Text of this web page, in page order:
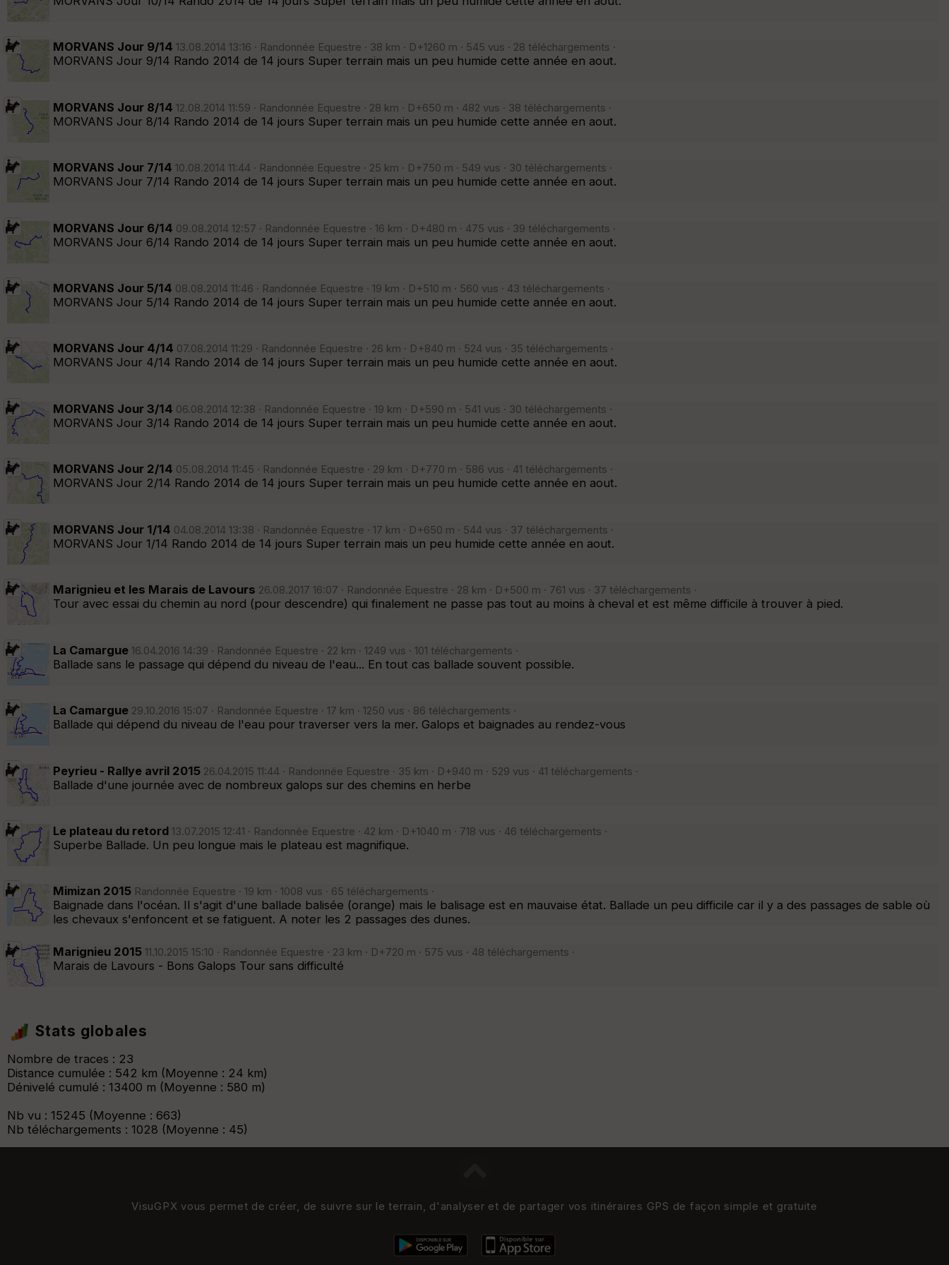
MORVANS Jour 9/14 13.08.2014 13:16 · Randonnée Equestre · 38 km · D+1260 m · 545 vus · 28 téléchargements ·
MORVANS Jour 9/14 Rando 2014 de 14 jours Super terrain mais un peu humide cette année en aout.
MORVANS Jour 8/14 12.08.2014 11:59 · Randonnée Equestre · 28 km · D+650 m · 482 vus · 38 téléchargements ·
MORVANS Jour 8/14 Rando 2014 de 14 jours Super terrain mais un peu humide cette année en aout.
MORVANS Jour 7/14 10.08.2014 11:44 · Randonnée Equestre · 25 km · D+750 m · 549 vus · 30 téléchargements ·
MORVANS Jour 7/14 Rando 2014 de 14 jours Super terrain mais un peu humide cette année en aout.
MORVANS Jour 6/14 09.08.2014 12:57 · Randonnée Equestre · 16 km · D+480 m · 475 vus · 39 téléchargements ·
MORVANS Jour 6/14 Rando 2014 de 14 jours Super terrain mais un peu humide cette année en aout.
MORVANS Jour 5/14 08.08.2014 11:46 · Randonnée Equestre · 19 km · D+510 m · 560 vus · 43 téléchargements ·
MORVANS Jour 5/14 Rando 2014 de 14 jours Super terrain mais un peu humide cette année en aout.
MORVANS Jour 4/14 07.08.2014 11:29 · Randonnée Equestre · 26 km · D+840 m · 524 vus · 35 téléchargements ·
MORVANS Jour 4/14 Rando 2014 de 14 jours Super terrain mais un peu humide cette année en aout.
MORVANS Jour 3/14 06.08.2014 12:38 · Randonnée Equestre · 19 km · D+590 m · 541 vus · 30 téléchargements ·
MORVANS Jour 3/14 Rando 2014 de 14 jours Super terrain mais un peu humide cette année en aout.
MORVANS Jour 2/14 05.08.2014 11:45 · Randonnée Equestre · 29 km · D+770 m · 586 vus · 41 téléchargements ·
MORVANS Jour 2/14 Rando 2014 de 14 jours Super terrain mais un peu humide cette année en aout.
MORVANS Jour 1/14 04.08.2014 13:38 · Randonnée Equestre · 17 km · D+650 m · 544 vus · 37 téléchargements ·
MORVANS Jour 1/14 Rando 2014 de 14 jours Super terrain mais un peu humide cette année en aout.
Marignieu et les Marais de Lavours 26.08.2017 16:07 · Randonnée Equestre · 28 km · D+500 m · 761 vus · 37 téléchargements ·
Tour avec essai du chemin au nord (pour descendre) qui finalement ne passe pas tout au moins à cheval et est même difficile à trouver à pied.
La Camargue 16.04.2016 14:39 · Randonnée Equestre · 22 km · 1249 vus · 101 téléchargements ·
Ballade sans le passage qui dépend du niveau de l'eau... En tout cas ballade souvent possible.
La Camargue 29.10.2016 15:07 · Randonnée Equestre · 17 km · 1250 vus · 86 téléchargements ·
Ballade qui dépend du niveau de l'eau pour traverser vers la mer. Galops et baignades au rendez-vous
Peyrieu - Rallye avril 2015 26.04.2015 11:44 · Randonnée Equestre · 35 km · D+940 m · 529 vus · 41 téléchargements ·
Ballade d'une journée avec de nombreux galops sur des chemins en herbe
Le plateau du retord 13.07.2015 12:41 · Randonnée Equestre · 42 km · D+1040 m · 718 vus · 46 téléchargements ·
Superbe Ballade. Un peu longue mais le plateau est magnifique.
Mimizan 2015 Randonnée Equestre · 19 km · 1008 vus · 65 téléchargements ·
Baignade dans l'océan. Il s'agit d'une ballade balisée (orange) mais le balisage est en mauvaise état. Ballade un peu difficile car il y a des passages de sable où
les chevaux s'enfoncent et se fatiguent. A noter les 2 passages des dunes.
Marignieu 2015 11.10.2015 15:10 · Randonnée Equestre · 23 km · D+720 m · 575 vus · 48 téléchargements ·
Marais de Lavours - Bons Galops Tour sans difficulté
Stats globales
Nombre de traces : 23
Distance cumulée : 542 km (Moyenne : 24 km)
Dénivelé cumulé : 13400 m (Moyenne : 580 m)
Nb vu : 15245 (Moyenne : 663)
Nb téléchargements : 1028 (Moyenne : 45)
VisuGPX vous permet de créer, de suivre sur le terrain, d'analyser et de partager vos itinéraires GPS de façon simple et gratuite